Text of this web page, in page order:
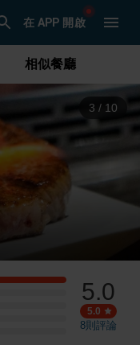
在 APP 開啟
相似餐廳
3 / 10
5.0
5.0
8則評論